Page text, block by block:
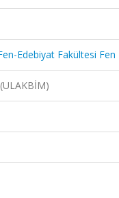
Edebiyat Fakültesi Fen